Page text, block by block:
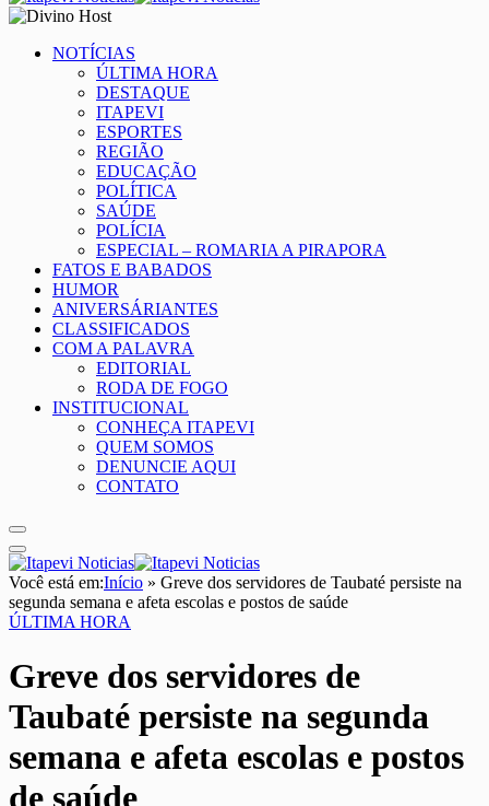
NOTÍCIAS
ÚLTIMA HORA
DESTAQUE
ITAPEVI
ESPORTES
REGIÃO
EDUCAÇÃO
POLÍTICA
SAÚDE
POLÍCIA
ESPECIAL – ROMARIA A PIRAPORA
FATOS E BABADOS
HUMOR
ANIVERSÁRIANTES
CLASSIFICADOS
COM A PALAVRA
EDITORIAL
RODA DE FOGO
INSTITUCIONAL
CONHEÇA ITAPEVI
QUEM SOMOS
DENUNCIE AQUI
CONTATO
Você está em:Início » Greve dos servidores de Taubaté persiste na
segunda semana e afeta escolas e postos de saúde
ÚLTIMA HORA
Greve dos servidores de
Taubaté persiste na segunda
semana e afeta escolas e postos
de saúde